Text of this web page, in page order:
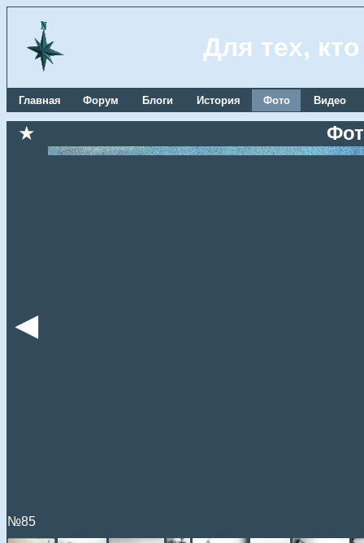
Для тех,
Главная Форум Блоги История Фото Видео
★
◄
№85